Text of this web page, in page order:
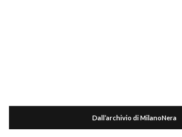
Dall’archivio di MilanoNera